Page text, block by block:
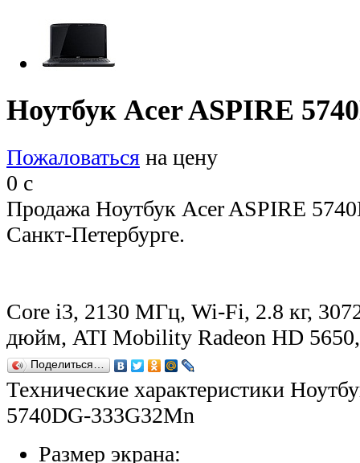
Ноутбук Acer ASPIRE
Пожаловаться на цену
0 c
Продажа Ноутбук Acer ASPIRE
Санкт-Петербурге.
Core i3, 2130 МГц, Wi-Fi, 2.8 кг,
дюйм, ATI Mobility Radeon HD
Поделиться…
Технические характеристики
5740DG-333G32Mn
Размер экрана: